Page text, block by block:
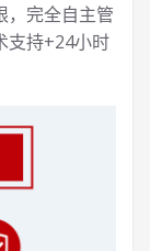
，完全自主管
支持+24小时